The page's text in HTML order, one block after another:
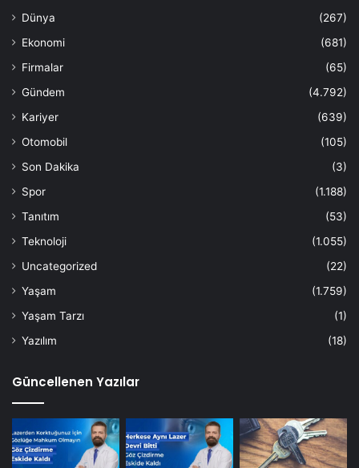
Dünya
(267)
Ekonomi
(681)
Firmalar
(65)
Gündem
(4.792)
Kariyer
(639)
Otomobil
(105)
Son Dakika
(3)
Spor
(1.188)
Tanıtım
(53)
Teknoloji
(1.055)
Uncategorized
(22)
Yaşam
(1.759)
Yaşam Tarzı
(1)
Yazılım
(18)
Güncellenen Yazılar